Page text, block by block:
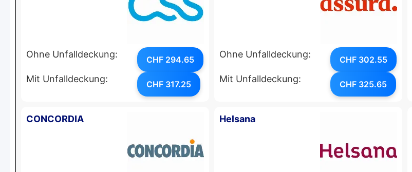
Ohne Unfalldeckung: CHF 294.65
Mit Unfalldeckung: CHF 317.25
Ohne Unfalldeckung: CHF 302.55
Mit Unfalldeckung: CHF 325.65
CONCORDIA Helsana